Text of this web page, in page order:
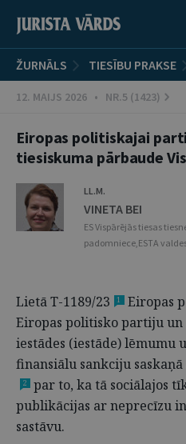
ŽURNĀLS TIESĪBU PRAKSE
12. MAIJS 2026 • NR.5 (1423)
Eiropas politiskajai
tiesiskuma pārbaude
LL.M.
VINETA BEI
ES Vispārējās tiesas
padomniece,ESTA
Lietā T-1189/23 1
Eiropas
Eiropas politisko partiju
iestādes (iestāde) lēmumu
finansiālu sankciju
2
par to, ka tā sociālajos
publikācijas ar neprecīzu
sastāvu.